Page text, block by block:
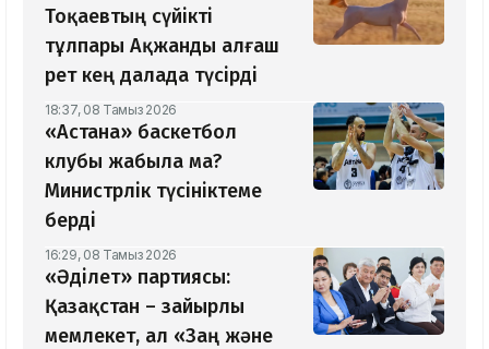
Тоқаевтың сүйікті
тұлпары Ақжанды алғаш
рет кең далада түсірді
18:37, 08 Тамыз 2026
«Астана» баскетбол
клубы жабыла ма?
Министрлік түсініктеме
берді
16:29, 08 Тамыз 2026
«Әділет» партиясы:
Қазақстан – зайырлы
мемлекет, ал «Заң және